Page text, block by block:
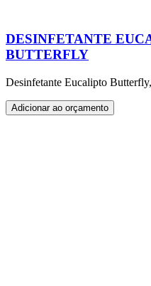
DESINFETANTE
BUTTERFLY
Desinfetante Eucalipto
Adicionar ao orçamento